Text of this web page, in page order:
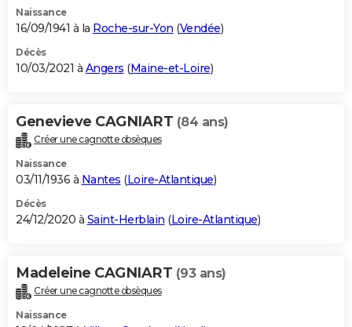
Naissance
16/09/1941 à la Roche-sur-Yon (Vendée)
Décès
10/03/2021 à Angers (Maine-et-Loire)
Genevieve CAGNIART (84 ans)
Créer une cagnotte obsèques
Naissance
03/11/1936 à Nantes (Loire-Atlantique)
Décès
24/12/2020 à Saint-Herblain (Loire-Atlantique)
Madeleine CAGNIART (93 ans)
Créer une cagnotte obsèques
Naissance